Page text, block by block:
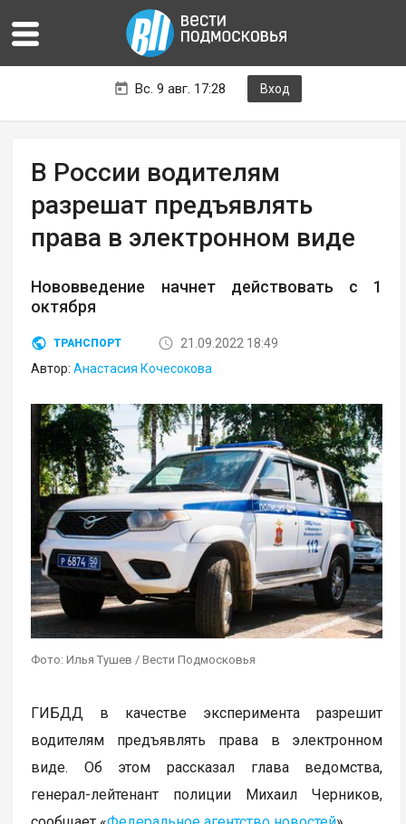
Вс. 9 авг. 17:28 Вход
В России водителям
разрешат предъявлять
права в электронном виде
Нововведение начнет действовать с 1
октября
ТРАНСПОРТ
21.09.2022 18:49
Автор:Анастасия Кочесокова
Фото: Илья Тушев / Вести Подмосковья
ГИБДД в качестве эксперимента разрешит
водителям предъявлять права в электронном
виде. Об этом рассказал глава ведомства,
генерал-лейтенант полиции Михаил Черников,